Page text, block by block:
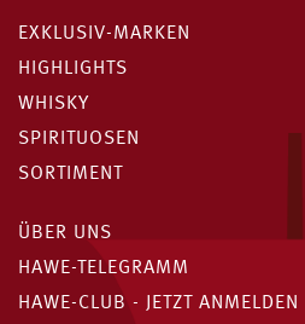
EXKLUSIV-MARKEN
HIGHLIGHTS
WHISKY
SPIRITUOSEN
SORTIMENT
ÜBER UNS
HAWE-TELEGRAMM
HAWE-CLUB - JETZT ANMELDEN